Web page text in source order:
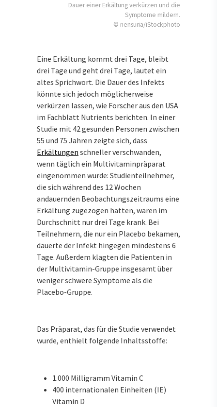
Dauer einer Erkältung verkürzen und die
Symptome mildern.
© nensuria/iStockphoto
Eine Erkältung kommt drei Tage, bleibt
drei Tage und geht drei Tage, lautet ein
altes Sprichwort. Die Dauer des Infekts
könnte sich jedoch möglicherweise
verkürzen lassen, wie Forscher aus den USA
im Fachblatt Nutrients berichten. In einer
Studie mit 42 gesunden Personen zwischen
55 und 75 Jahren zeigte sich, dass
Erkältungen schneller verschwanden,
wenn täglich ein Multivitaminpräparat
eingenommen wurde: Studienteilnehmer,
die sich während des 12 Wochen
andauernden Beobachtungszeitraums eine
Erkältung zugezogen hatten, waren im
Durchschnitt nur drei Tage krank. Bei
Teilnehmern, die nur ein Placebo bekamen,
dauerte der Infekt hingegen mindestens 6
Tage. Außerdem klagten die Patienten in
der Multivitamin-Gruppe insgesamt über
weniger schwere Symptome als die
Placebo-Gruppe.
Das Präparat, das für die Studie verwendet
wurde, enthielt folgende Inhaltsstoffe:
1.000 Milligramm Vitamin C
400 internationalen Einheiten (IE)
Vitamin D